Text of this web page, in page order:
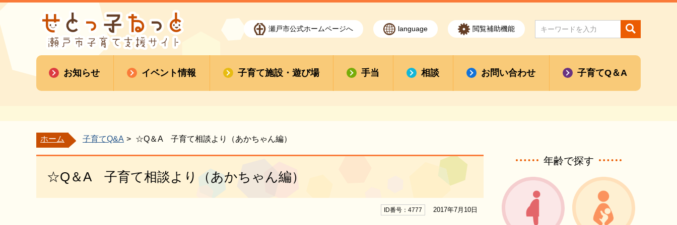
瀬戸市公式ホームページへ language 閲覧補助機能
お知らせ イベント情報 子育て施設・遊び場 手当 相談 お問い合わせ 子育てQ＆A
ホーム 子育てQ&A ☆Q＆A 子育て相談より（あかちゃん編）
☆Q＆A 子育て相談より（あかちゃん編）
ID番号：4777 2017年7月10日
年齢で探す